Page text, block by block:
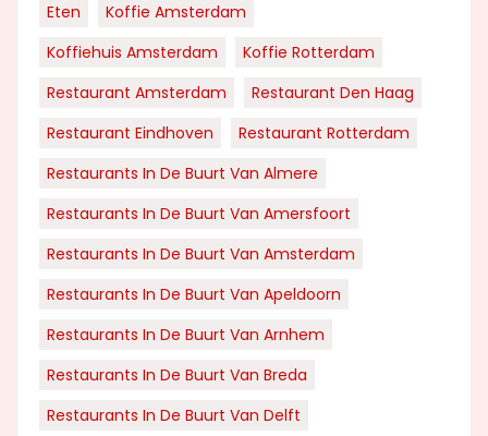
Eten
Koffie Amsterdam
Koffiehuis Amsterdam
Koffie Rotterdam
Restaurant Amsterdam
Restaurant Den Haag
Restaurant Eindhoven
Restaurant Rotterdam
Restaurants In De Buurt Van Almere
Restaurants In De Buurt Van Amersfoort
Restaurants In De Buurt Van Amsterdam
Restaurants In De Buurt Van Apeldoorn
Restaurants In De Buurt Van Arnhem
Restaurants In De Buurt Van Breda
Restaurants In De Buurt Van Delft